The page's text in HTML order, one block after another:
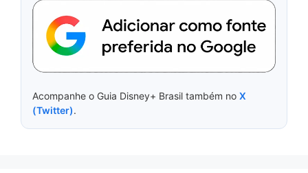
Acompanhe o Guia Disney+ Brasil também no X
(Twitter).